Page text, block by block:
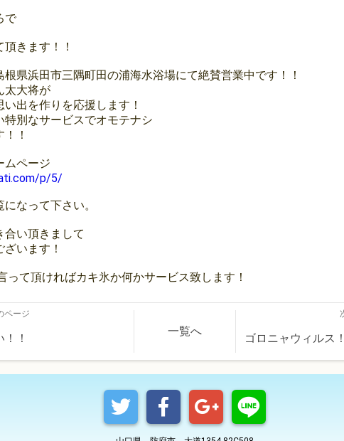
で
きます！！
県浜田市三隅町田の浦海水浴場にて絶賛営業中です！！
太大将が
出を作りを応援します！
別なサービスでオモテナシ
！
ムページ
p/5/
なって下さい。
合い頂きまして
います！
って頂ければカキ氷か何かサービス致します！
ページ
！
一覧へ
ゴロニャウィルス